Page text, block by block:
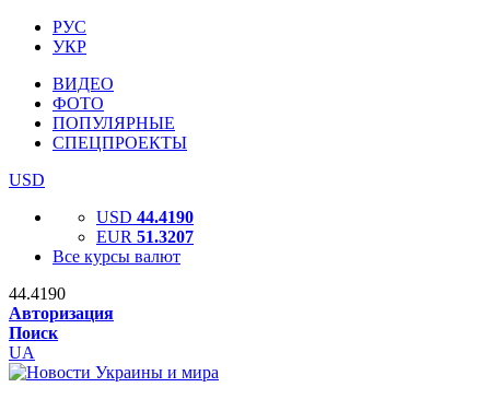
РУС
УКР
ВИДЕО
ФОТО
ПОПУЛЯРНЫЕ
СПЕЦПРОЕКТЫ
USD
USD 44.4190
EUR 51.3207
Все курсы валют
44.4190
Авторизация
Поиск
UA